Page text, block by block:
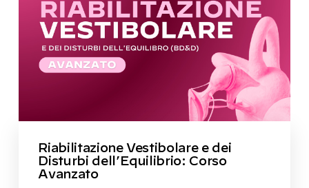
Riabilitazione Vestibolare e dei
Disturbi dell’Equilibrio: Corso
Avanzato